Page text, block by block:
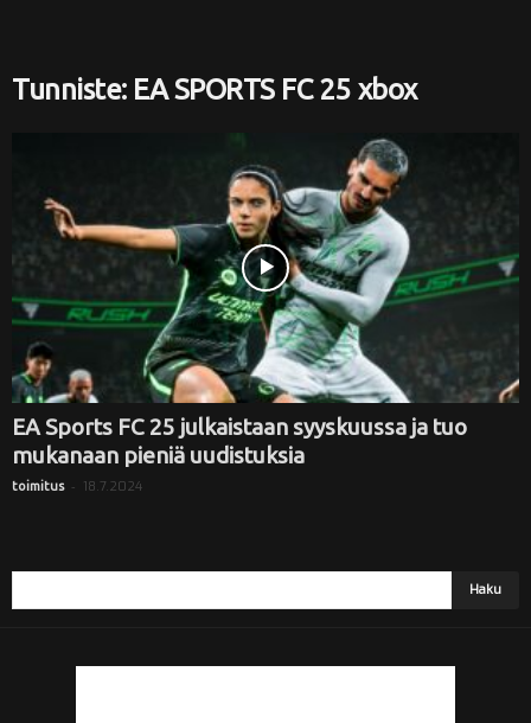
Tunniste: EA SPORTS FC 25 xbox
EA Sports FC 25 julkaistaan syyskuussa ja tuo
mukanaan pieniä uudistuksia
toimitus - 18.7.2024